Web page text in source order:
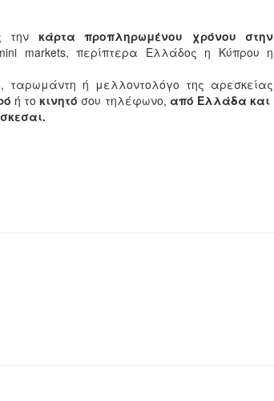
την κάρτα προπληρωμένου χρόνου στην
markets, περίπτερα Ελλάδος η Κύπρου η
ή μελλοντολόγο της αρεσκείας
ή τοκινητό σου τηλέφωνο, από Ελλάδα και